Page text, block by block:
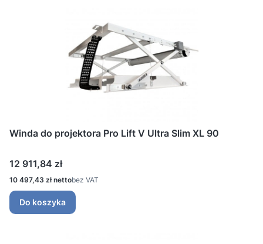
Winda do projektora Pro Lift V Ultra Slim XL 90
Cena
12 911,84 zł
Cena
10 497,43 zł bez VAT
Do koszyka